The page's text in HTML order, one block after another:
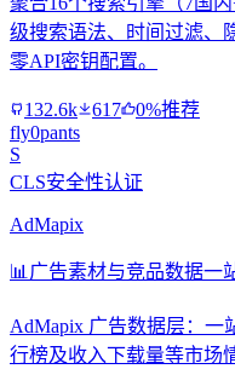
级搜索语法、时间过滤、
零API密钥配置。
132.6k 617
0%推荐
fly0pants
S
CLS安全性认证
AdMapix
📊 广告素材与竞品数据一
AdMapix 广告数据层：一
行榜及收入下载量等市场